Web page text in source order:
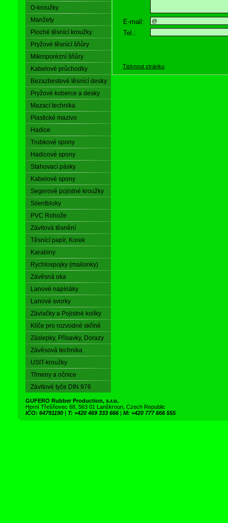
O-kroužky
Manžety
Ploché těsnící kroužky
Pryžové těsnící šňůry
Mikroporézní šňůry
Kabelové průchodky
Bezazbestové těsnící desky
Pryžové koberce a desky
Mazací technika
Plastické mazivo
Hadice
Trubkové spony
Hadicové spony
Stahovací pásky
Kabelové spony
Segerové pojistné kroužky
Silentbloky
PVC Rohože
Závitová těsnění
Těsnící papír, Korek
Karabiny
Rychlospojky (mailonky)
Závěsná oka
Lanové napínáky
Lanové svorky
Závlačky a Pojistné kolíky
Klíče pro rozvodné skříně
Záslepky, Přísavky, Dorazy
Závěsová technika
USIT-kroužky
Třmeny a očnice
Závitové tyče DIN 976
E-mail:
Tel.:
Tisknout stránku
GUFERO Rubber Production, s.r.o.
Horní Třešňovec 68, 563 01 Lanškroun, Czech Republic
IČO: 64791190 | T: +420 469 333 666 | M: +420 777 666 555